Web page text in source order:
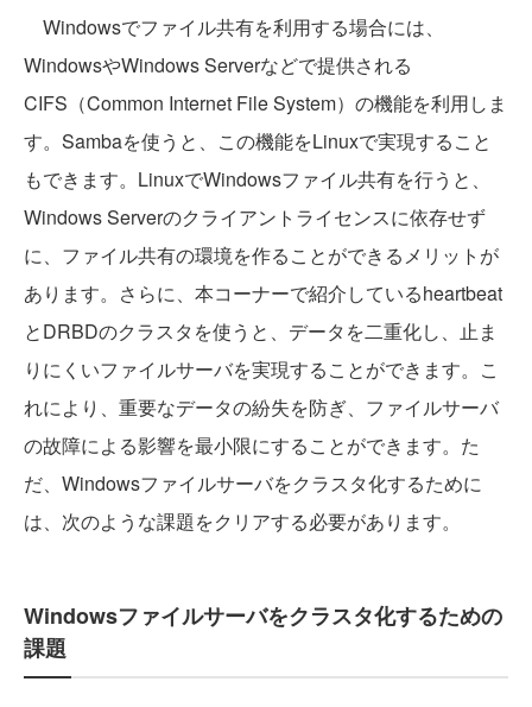
Windowsでファイル共有を利用する場合には、
WindowsやWindows Serverなどで提供される
CIFS（Common Internet File System）の機能を利用しま
す。Sambaを使うと、この機能をLinuxで実現すること
もできます。LinuxでWindowsファイル共有を行うと、
Windows Serverのクライアントライセンスに依存せず
に、ファイル共有の環境を作ることができるメリットが
あります。さらに、本コーナーで紹介しているheartbeat
とDRBDのクラスタを使うと、データを二重化し、止ま
りにくいファイルサーバを実現することができます。こ
れにより、重要なデータの紛失を防ぎ、ファイルサーバ
の故障による影響を最小限にすることができます。た
だ、Windowsファイルサーバをクラスタ化するために
は、次のような課題をクリアする必要があります。
Windowsファイルサーバをクラスタ化するための
課題